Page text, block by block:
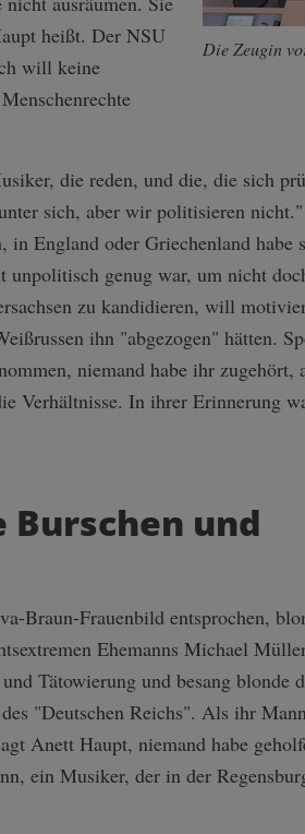
Die Zeugin
heißt. Der NSU
will keine
die reden, und die, die sich
sich, aber wir politisieren
England oder Griechenland habe
genug war, um nicht
zu kandidieren, will
ihn "abgezogen" hätten.
niemand habe ihr zugehört,
Verhältnisse. In ihrer Erinnerung
Burschen und
Braun-Frauenbild entsprochen,
Ehemanns Michael
Tätowierung und besang blonde
"Deutschen Reichs". Als ihr
Anett Haupt, niemand habe
ein Musiker, der in der